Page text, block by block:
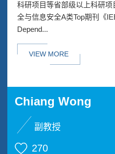
VIEW MORE
科研项目等省部级以上科研
全与信息安全A类Top期刊《
Depend...
Chiang Wong
副教授
270